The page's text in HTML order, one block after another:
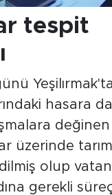
tespit
hasara
üzerinde
olup
gerekli